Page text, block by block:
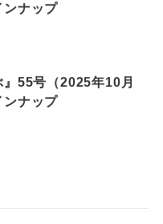
ンナップ
』55号（2025年10月
ンナップ